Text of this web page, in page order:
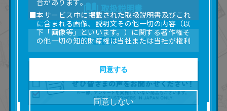
取扱説明書
ご意見フォーム
合があります。
■本サービス中に掲載された取扱説明書及びこれ
に含まれる画像、説明文その他一切の内容（以
下「画像等」といいます。）に関する著作権そ
の他一切の知的財産権は当社または当社が権利
■取扱説明書及び画像等の一部または全部を私的
使用（本サービス内の意見投稿の目的での画像
等の利用を含みます。）を超えて使用（複製、
複写、改変、掲示、頒布、配信、販売、出版等
を含むがこれに限りません。）することは禁止
いたします。
同意しない
同意する